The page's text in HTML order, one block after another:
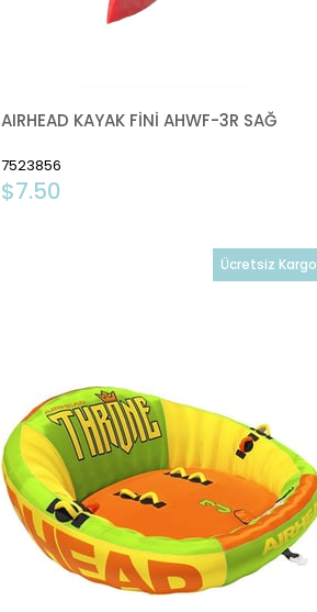
AIRHEAD KAYAK FİNİ AHWF-3R SAĞ
7523856
$7.50
Ücretsiz Kargo